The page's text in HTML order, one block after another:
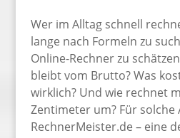
Wer im Alltag schnell
lange nach Formeln zu
Online-Rechner zu
bleibt vom Brutto? Was
wirklich? Und wie rechnet
Zentimeter um? Für solche
RechnerMeister.de – eine